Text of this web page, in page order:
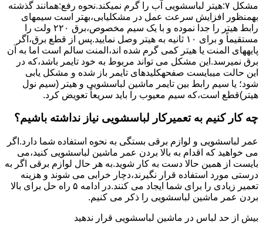
مشکل ۷:ﻫﯿﺘﺮ لباسشویی آب را ﮔﺮم نمیکند.نحوه رﻓﻊ:ﻫﻤﺎﻧﻨﺪ ﮔﺬﺷﺘﻪ
بهمنظور اﻓﺰاﯾﺶ ﺳﺮﻋﺖ ﻋﻤﻞ در مشکلیابی،بهتر است سیمهای
راﺑﻂ ﻫﯿﺘﺮ را ﺟﺪا ﻧﻤﻮده و ﺑﺎ ﯾﮏ ﺳﯿﻢ ﻣﺨﺼﻮص،برق ۲۲۰ ولت را
مستقیماً و برای ۱۰ ﺛﺎﻧﯿﻪ ﺑﻪ ﻫﯿﺘﺮ وصل نمایید.ﭘﺲ از ﻗﻄﻊ ﺑﺮق،اﮔﺮ
پایههای اﻟﻤﻨﺖ یا هیتر کمی ﮔﺮم ﺷﺪه اند،اﻟﻤﻨﺖ ﺳﺎﻟﻢ است اما ﺑﻪ آن
ﺑﺮق نمیرسد.اﯾﻦ ﻣﺸﮑﻞ می تواند مربوط به ﺧﻮد ﺗﺎﯾﻤﺮ باشد،ﮐﻪ در
این حالت میبایست صفحهکلیدهای ﺗﺎﯾﻤﺮ باز شده و مشکل یابی
شود؛ ﯾﺎ ﺳﯿﻢ راﺑﻂ ﺑﯿﻦ ﺗﺎﯾﻤﺮ ماشین لباسشویی و ﻫﯿﺘﺮ (سیم ﻧﻮل
ﻫﯿﺘﺮ)ﻗﻄﻊ اﺳﺖ،ﮐﻪ ﺳﯿﻢ ﻣﻌﯿﻮب را ﺑﺎﯾﺪ سریعاً ﺗﻌﻮﯾﺾ کرد.
چه کار کنیم به تعمیرکار لباسشویی نیاز نداشته باشیم؟
عمر لباسشویی و لوازم برقی بستگی به نحوه استفاده شما دارد.اگر
می خواهید که اقدام به بالا بردن عمر ماشین لباسشویی کنید،می
بایست از همین حالا دست به کار شوید.به هر حال لوازم برقی اگر به
درستی مورد استفاده قرار نگیرند،دچار خرابی می شوند و هزینه
تعمیر زیادی را برای شما ایجاد می کنند.در ادامه ۵ راه حل برای بالا
بردن عمر ماشین لباسشویی را ذکر می کنیم.
بیش از حد لباس در ماشین لباسشویی قرار ندهید